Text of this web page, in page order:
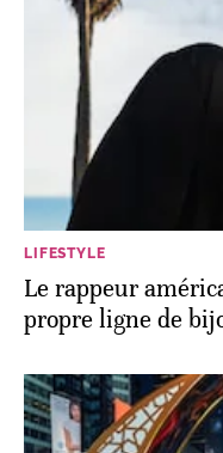
LIFESTYLE
Le rappeur
propre ligne de